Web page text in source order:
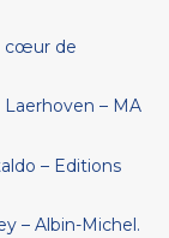
cœur de
Laerhoven – MA
– Editions
– Albin-Michel.